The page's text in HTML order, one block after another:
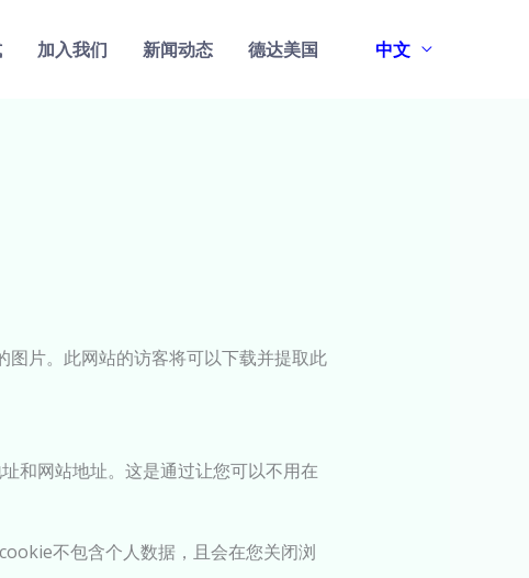
加入我们 新闻动态 德达美国 中文
图片。此网站的访客将可以下载并提取此
和网站地址。这是通过让您可以不用在
不包含个人数据，且会在您关闭浏